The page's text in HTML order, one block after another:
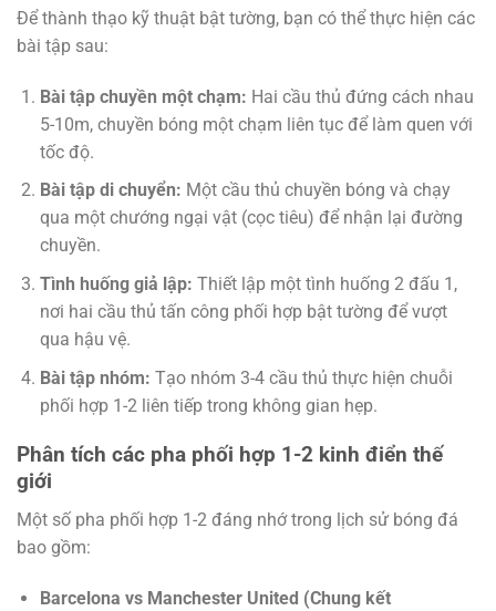
Để thành thạo kỹ thuật bật tường, bạn có thể thực hiện các
bài tập sau:
Bài tập chuyền một chạm: Hai cầu thủ đứng cách nhau
5-10m, chuyền bóng một chạm liên tục để làm quen với
tốc độ.
Bài tập di chuyển: Một cầu thủ chuyền bóng và chạy
qua một chướng ngại vật (cọc tiêu) để nhận lại đường
chuyền.
Tình huống giả lập: Thiết lập một tình huống 2 đấu 1,
nơi hai cầu thủ tấn công phối hợp bật tường để vượt
qua hậu vệ.
Bài tập nhóm: Tạo nhóm 3-4 cầu thủ thực hiện chuỗi
phối hợp 1-2 liên tiếp trong không gian hẹp.
Phân tích các pha phối hợp 1-2 kinh điển thế
giới
Một số pha phối hợp 1-2 đáng nhớ trong lịch sử bóng đá
bao gồm:
Barcelona vs Manchester United (Chung kết